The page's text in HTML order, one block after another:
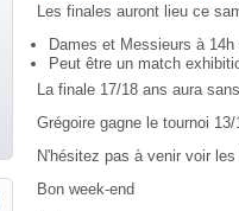
Les finales auront lieu ce
Dames et Messieurs à
Peut être un match
La finale 17/18 ans aura
Grégoire gagne le tournoi
N'hésitez pas à venir voir
Bon week-end